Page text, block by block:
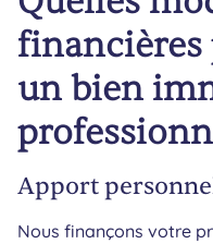
un bien
Apport
Nous finançons votre